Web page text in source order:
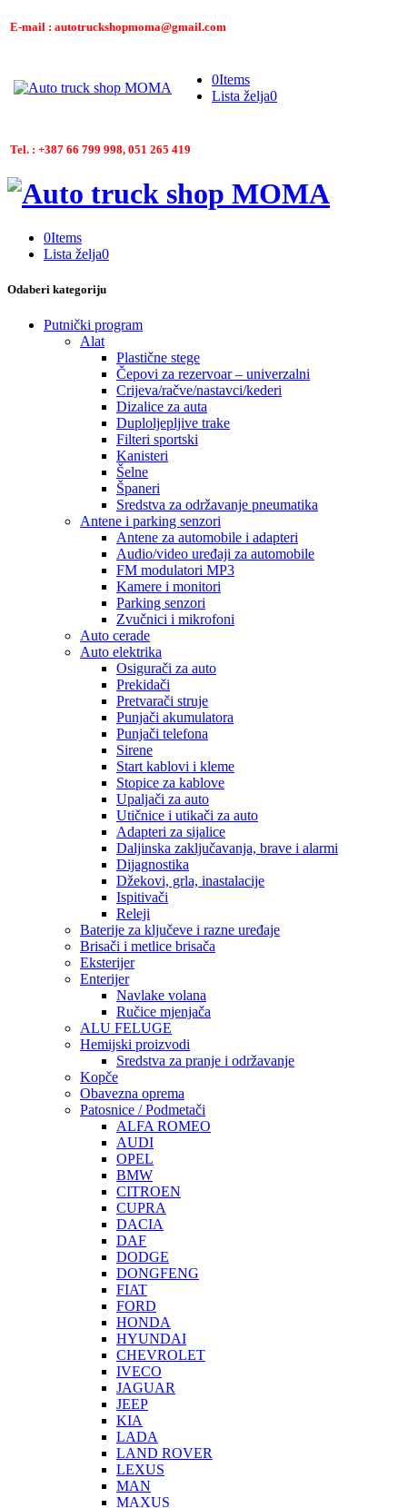
E-mail : autotruckshopmoma@gmail.com
0Items
Lista želja0
Tel. : +387 66 799 998, 051 265 419
0Items
Lista želja0
Odaberi kategoriju
Putnički program
Alat
Plastične stege
Čepovi za rezervoar – univerzalni
Crijeva/račve/nastavci/kederi
Dizalice za auta
Duploljepljive trake
Filteri sportski
Kanisteri
Šelne
Španeri
Sredstva za održavanje pneumatika
Antene i parking senzori
Antene za automobile i adapteri
Audio/video uređaji za automobile
FM modulatori MP3
Kamere i monitori
Parking senzori
Zvučnici i mikrofoni
Auto cerade
Auto elektrika
Osigurači za auto
Prekidači
Pretvarači struje
Punjači akumulatora
Punjači telefona
Sirene
Start kablovi i kleme
Stopice za kablove
Upaljači za auto
Utičnice i utikači za auto
Adapteri za sijalice
Daljinska zaključavanja, brave i alarmi
Dijagnostika
Džekovi, grla, inastalacije
Ispitivači
Releji
Baterije za ključeve i razne uređaje
Brisači i metlice brisača
Eksterijer
Enterijer
Navlake volana
Ručice mjenjača
ALU FELUGE
Hemijski proizvodi
Sredstva za pranje i održavanje
Kopče
Obavezna oprema
Patosnice / Podmetači
ALFA ROMEO
AUDI
OPEL
BMW
CITROEN
CUPRA
DACIA
DAF
DODGE
DONGFENG
FIAT
FORD
HONDA
HYUNDAI
CHEVROLET
IVECO
JAGUAR
JEEP
KIA
LADA
LAND ROVER
LEXUS
MAN
MAXUS